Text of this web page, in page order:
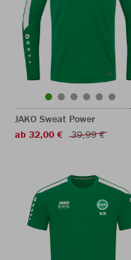
JAKO Sweat Power
ab 32,00 €
39,99 €